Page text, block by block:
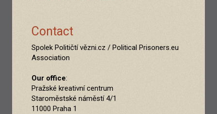
Contact
Spolek Političtí vězni.cz / Political Prisoners.eu
Association
Our office:
Pražské kreativní centrum
Staroměstské náměstí 4/1
11000 Praha 1